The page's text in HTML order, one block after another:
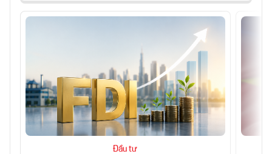
Đầu tư